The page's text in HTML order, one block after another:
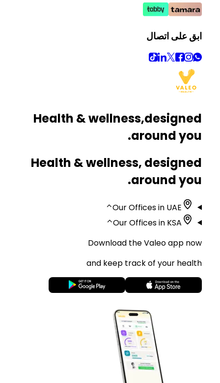
ابق على اتصال
Health & wellness,designed
around you.
Health & wellness, designed
around you.
Our Offices in UAE
⌃
Our Offices in KSA
⌃
Download the Valeo app now
and keep track of your health